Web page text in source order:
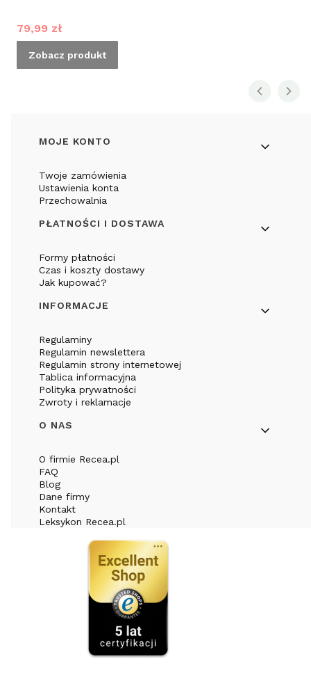
Cena promocyjna
79,99 zł
Zobacz produkt
Linki w stopce
MOJE KONTO
Twoje zamówienia
Ustawienia konta
Przechowalnia
PŁATNOŚCI I DOSTAWA
Formy płatności
Czas i koszty dostawy
Jak kupować?
INFORMACJE
Regulaminy
Regulamin newslettera
Regulamin strony internetowej
Tablica informacyjna
Polityka prywatności
Zwroty i reklamacje
O NAS
O firmie Recea.pl
FAQ
Blog
Dane firmy
Kontakt
Leksykon Recea.pl